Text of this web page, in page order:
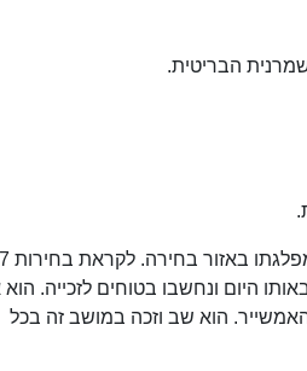
הבריטית.
ברקו ניסה
היום ונחשבו בטוחים לזכייה. הוא
הוא שב וזכה במושב זה בכל